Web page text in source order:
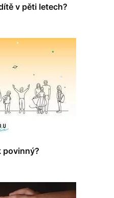
v pěti letech?
povinný?